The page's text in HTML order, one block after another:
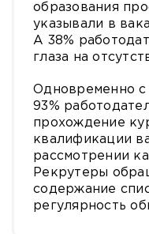
образования
указывали в
А 38%
глаза на
Одновременно с
93%
прохождение
квалификации
рассмотрении
Рекрутеры
содержание
регулярность